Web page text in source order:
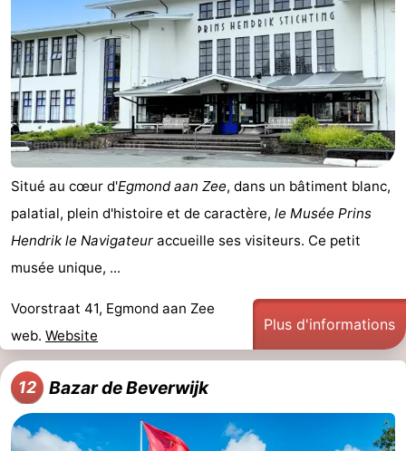
Situé au cœur d'Egmond aan Zee, dans un bâtiment blanc,
palatial, plein d'histoire et de caractère, le Musée Prins
Hendrik le Navigateur accueille ses visiteurs. Ce petit
musée unique, ...
Voorstraat 41, Egmond aan Zee
web. Website
Plus d'informations
12 Bazar de Beverwijk